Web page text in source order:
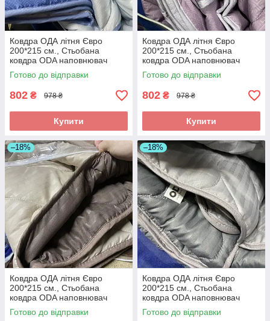
Ковдра ОДА літня Євро
200*215 см., Стьобана
ковдра ODA наповнювач
хлопок - Хлопкопон
Готово до відправки
802 ₴ 978 ₴
Купити
Ковдра ОДА літня Євро
200*215 см., Стьобана
ковдра ODA наповнювач
хлопок - Хлопкопон
Готово до відправки
802 ₴ 978 ₴
Купити
–18%
Ковдра ОДА літня Євро
200*215 см., Стьобана
ковдра ODA наповнювач
хлопок - Хлопкопон
Готово до відправки
–18%
Ковдра ОДА літня Євро
200*215 см., Стьобана
ковдра ODA наповнювач
хлопок - Хлопкопон
Готово до відправки